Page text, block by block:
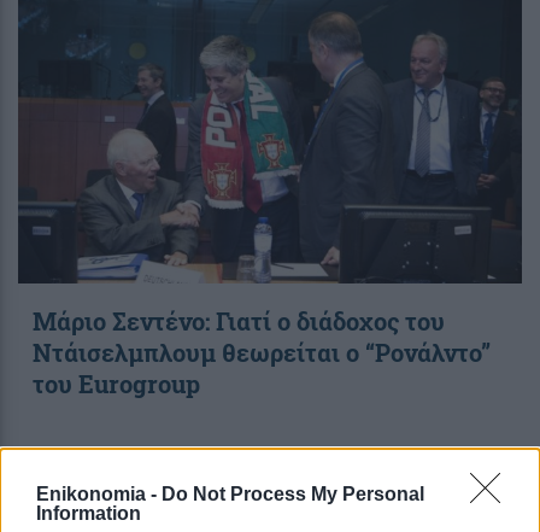
Enikonomia - Do Not Process My Personal
Information
Μάριο Σεντένο: Γιατί ο διάδοχος του
Ντάισελμπλουμ θεωρείται ο “Ρονάλντο”
του Eurogroup